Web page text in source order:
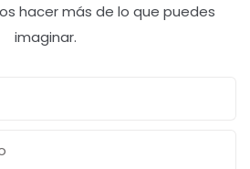
hacer más de lo que puedes
imaginar.